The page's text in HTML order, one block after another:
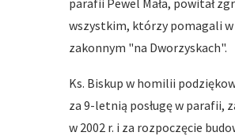
parafii Pewel Mała, powitał
wszystkim, którzy pomagali w
zakonnym "na Dworzyskach".
Ks. Biskup w homilii
za 9-letnią posługę w parafii,
w 2002 r. i za rozpoczęcie